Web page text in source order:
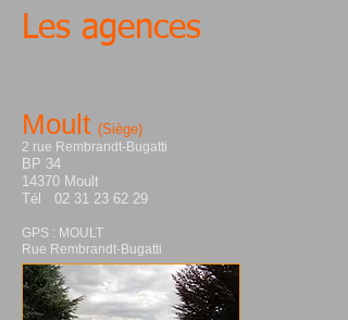
Les agences
Moult (Siège)
2 rue Rembrandt-Bugatti
BP 34
14370 Moult
Tél 02 31 23 62 29
GPS : MOULT
Rue Rembrandt-Bugatti